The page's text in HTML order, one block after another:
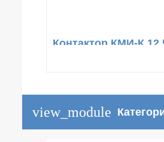
Контактор КМИ-К
view_module